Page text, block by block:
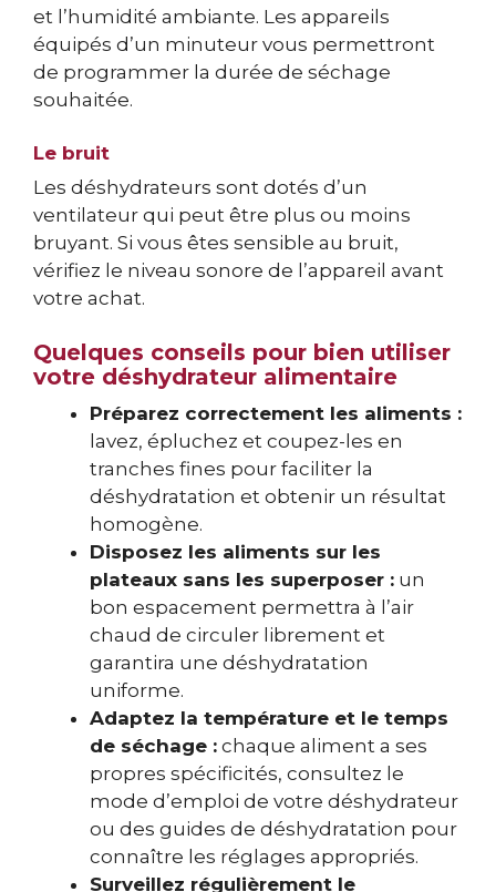
et l’humidité ambiante. Les appareils
équipés d’un minuteur vous permettront
de programmer la durée de séchage
souhaitée.
Le bruit
Les déshydrateurs sont dotés d’un
ventilateur qui peut être plus ou moins
bruyant. Si vous êtes sensible au bruit,
vérifiez le niveau sonore de l’appareil avant
votre achat.
Quelques conseils pour bien utiliser
votre déshydrateur alimentaire
Préparez correctement les aliments :
lavez, épluchez et coupez-les en
tranches fines pour faciliter la
déshydratation et obtenir un résultat
homogène.
Disposez les aliments sur les
plateaux sans les superposer : un
bon espacement permettra à l’air
chaud de circuler librement et
garantira une déshydratation
uniforme.
Adaptez la température et le temps
de séchage : chaque aliment a ses
propres spécificités, consultez le
mode d’emploi de votre déshydrateur
ou des guides de déshydratation pour
connaître les réglages appropriés.
Surveillez régulièrement le